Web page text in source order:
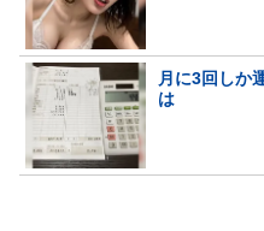
月に3回しか
は